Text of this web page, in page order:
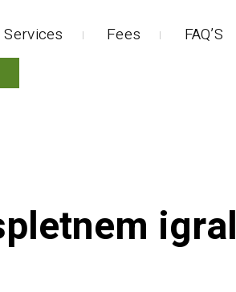
Services Fees FAQ’S